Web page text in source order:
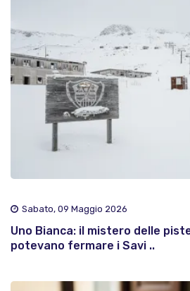
Sabato, 09 Maggio 2026
Uno Bianca: il mistero delle
potevano fermare i Savi ..